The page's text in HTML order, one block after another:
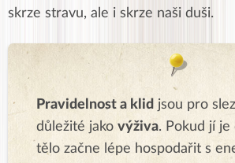
skrze stravu, ale i skrze naši duši.
Pravidelnost a klid jsou pro
důležité jako výživa. Pokud jí je
tělo začne lépe hospodařit s